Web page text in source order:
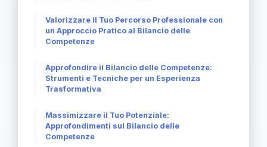
Valorizzare il Tuo Percorso Professionale con
un Approccio Pratico al Bilancio delle
Competenze
Approfondire il Bilancio delle Competenze:
Strumenti e Tecniche per un Esperienza
Trasformativa
Massimizzare il Tuo Potenziale:
Approfondimenti sul Bilancio delle
Competenze